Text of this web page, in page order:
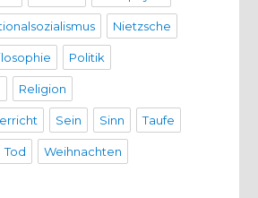
Nietzsche
Politik
Religion
Sein Sinn Taufe
Tod Weihnachten